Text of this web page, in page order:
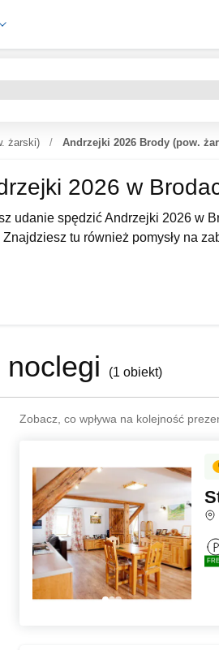
żarski) Andrzejki 2026 Brody (pow.
2026 w
udanie spędzić Andrzejki 2026 w
Znajdziesz tu również pomysły na
(1 obiekt)
Zobacz, co wpływa na kolejność